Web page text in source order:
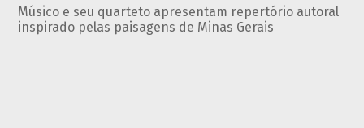
Músico e seu quarteto apresentam repertório autoral
inspirado pelas paisagens de Minas Gerais